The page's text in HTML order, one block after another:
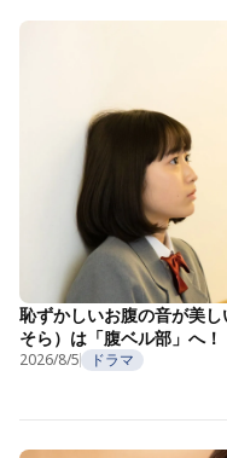
恥ずかしいお腹の音が美
そら）は「腹ベル部」へ
2026/8/5 ドラマ